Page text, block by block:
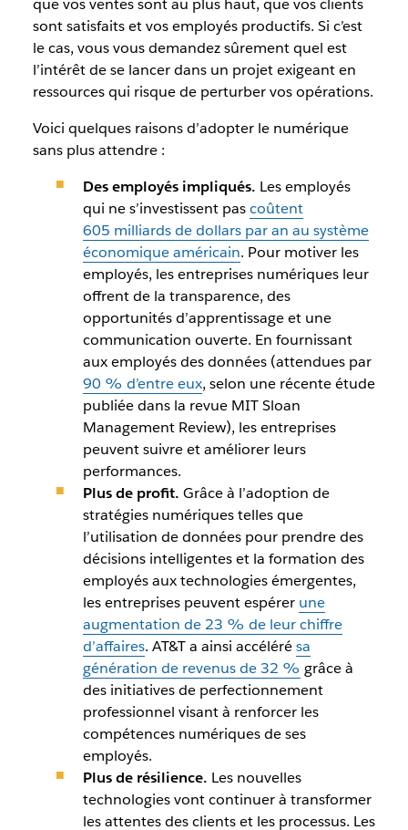
que vos ventes sont au plus haut, que vos clients
sont satisfaits et vos employés productifs. Si c’est
le cas, vous vous demandez sûrement quel est
l’intérêt de se lancer dans un projet exigeant en
ressources qui risque de perturber vos opérations.
Voici quelques raisons d’adopter le numérique
sans plus attendre :
Des employés impliqués. Les employés
qui ne s’investissent pascoûtent
605 milliards de dollars par an au système
économique américain. Pour motiver les
employés, les entreprises numériques leur
offrent de la transparence, des
opportunités d’apprentissage et une
communication ouverte. En fournissant
aux employés des données (attendues par
90 % d’entre eux, selon une récente étude
publiée dans la revue MIT Sloan
Management Review), les entreprises
peuvent suivre et améliorer leurs
performances.
Plus de profit. Grâce à l’adoption de
stratégies numériques telles que
l’utilisation de données pour prendre des
décisions intelligentes et la formation des
employés aux technologies émergentes,
les entreprises peuvent espérer une
augmentation de 23 % de leur chiffre
d’affaires. AT&T a ainsi accélérésa
génération de revenus de 32 % grâce à
des initiatives de perfectionnement
professionnel visant à renforcer les
compétences numériques de ses
employés.
Plus de résilience. Les nouvelles
technologies vont continuer à transformer
les attentes des clients et les processus. Les